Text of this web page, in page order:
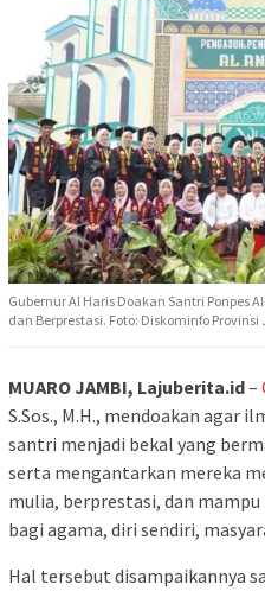
Gubernur Al Haris Doakan Santri Ponpes
dan Berprestasi. Foto: Diskominfo Provinsi
MUARO JAMBI, Lajuberita.id–
S.Sos., M.H., mendoakan agar
santri menjadi bekal yang
serta mengantarkan mereka
mulia, berprestasi, dan
bagi agama, diri sendiri,
Hal tersebut disampaikannya